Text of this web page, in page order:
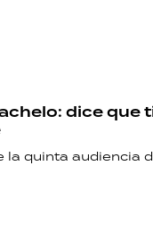
dice que
la quinta audiencia